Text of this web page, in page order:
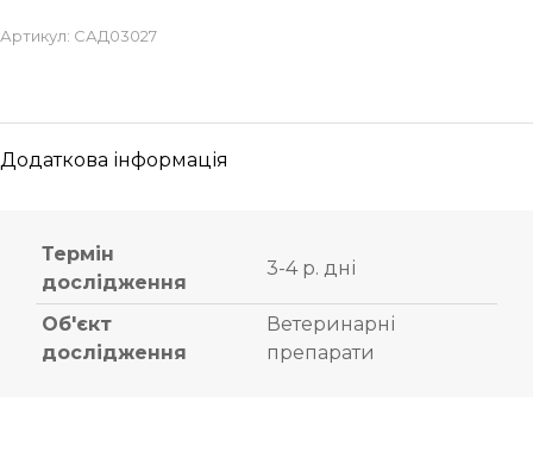
Артикул: САД03027
Додаткова інформація
Термін
дослідження
3-4 р. дні
Об'єкт
дослідження
Ветеринарні
препарати